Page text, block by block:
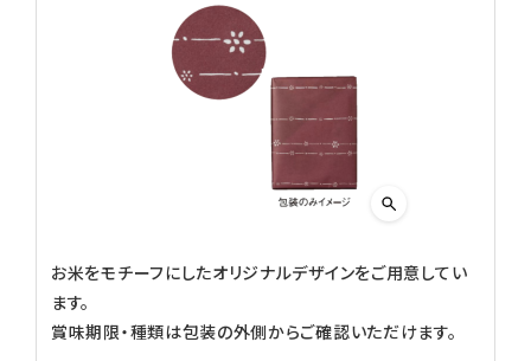
出雲のおもてなしシリーズから探す
長期保存食（非常食）から探す
お米をモチーフにしたオリジナルデザインをご用意してい
ます。
賞味期限・種類は包装の外側からご確認いただけます。